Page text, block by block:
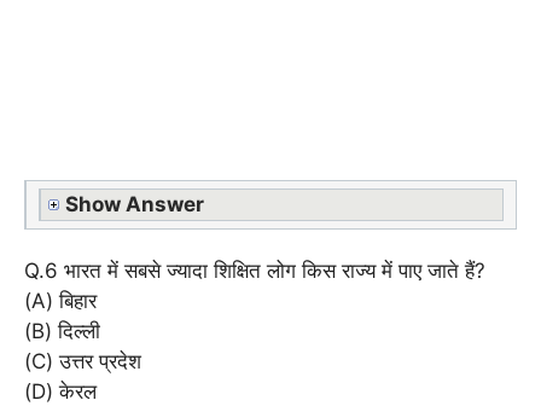
Show Answer
Q.6 भारत में सबसे ज्यादा शिक्षित लोग किस राज्य में पाए जाते हैं?
(A) बिहार
(B) दिल्ली
(C) उत्तर प्रदेश
(D) केरल